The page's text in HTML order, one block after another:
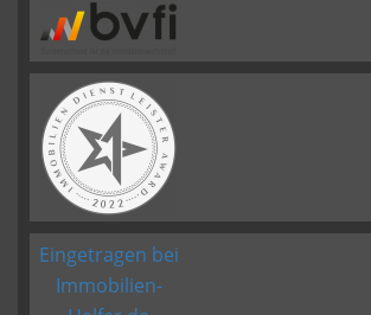
Eingetragen bei
Immobilien-